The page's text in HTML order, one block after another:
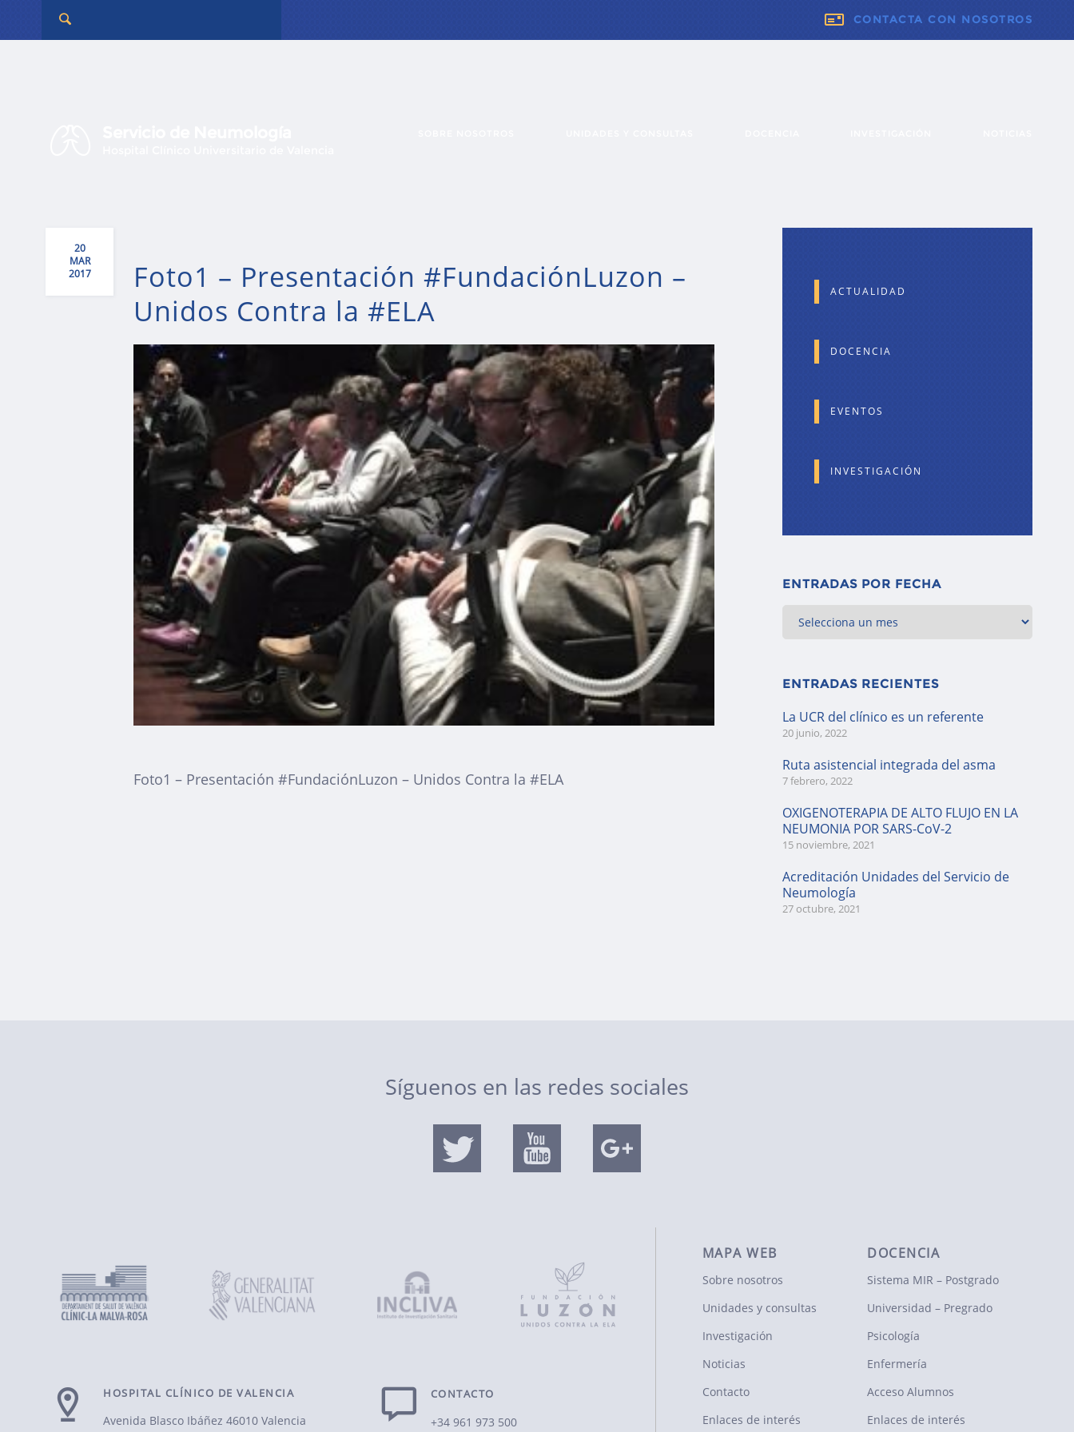
CONTACTA CON NOSOTROS
20
MAR
2017
Foto1 – Presentación #FundaciónLuzon –
Unidos Contra la #ELA
Foto1 – Presentación #FundaciónLuzon – Unidos Contra la #ELA
ACTUALIDAD
DOCENCIA
EVENTOS
INVESTIGACIÓN
ENTRADAS POR FECHA
ENTRADAS RECIENTES
La UCR del clínico es un referente
20 junio, 2022
Ruta asistencial integrada del asma
7 febrero, 2022
OXIGENOTERAPIA DE ALTO FLUJO EN LA
NEUMONIA POR SARS-CoV-2
15 noviembre, 2021
Acreditación Unidades del Servicio de
Neumología
27 octubre, 2021
Síguenos en las redes sociales
HOSPITAL CLÍNICO DE VALENCIA
Avenida Blasco Ibáñez 46010 Valencia
CONTACTO
+34 961 973 500
MAPA WEB
Sobre nosotros
Unidades y consultas
Investigación
Noticias
Contacto
Enlaces de interés
DOCENCIA
Sistema MIR – Postgrado
Universidad – Pregrado
Psicología
Enfermería
Acceso Alumnos
Enlaces de interés